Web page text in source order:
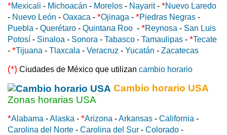
*Mexicali - Michoacán - Morelos - Nayarit- *Nuevo Laredo
- Nuevo León - Oaxaca - *Ojinaga - *Piedras Negras -
Puebla - Querétaro - Quintana Roo - *Reynosa - San Luis
Potosí - Sinaloa - Sonora - Tabasco - Tamaulipas - *Tecate
- *Tijuana - Tlaxcala - Veracruz - Yucatán - Zacatecas
(*) Ciudades de México que utilizan cambio horario
Cambio horario USA
Zonas horarias USA
*Alabama -Alaska - *Arizona -Arkansas - California -
Carolina del Norte - Carolina del Sur - Colorado -